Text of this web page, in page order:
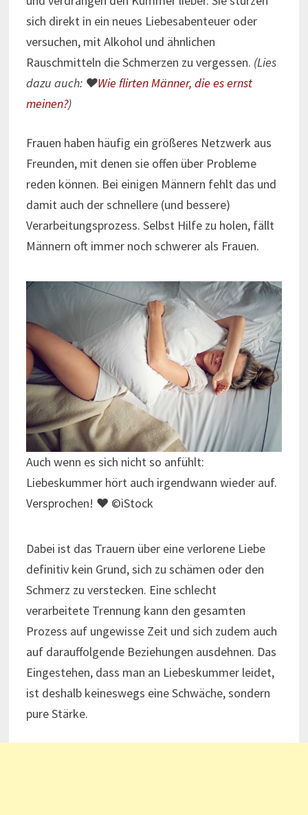
sich direkt in ein neues Liebesabenteuer oder
versuchen, mit Alkohol und ähnlichen
Rauschmitteln die Schmerzen zu vergessen. (Lies
dazu auch: ♥Wie flirten Männer, die es ernst
meinen?)
Frauen haben häufig ein größeres Netzwerk aus
Freunden, mit denen sie offen über Probleme
reden können. Bei einigen Männern fehlt das und
damit auch der schnellere (und bessere)
Verarbeitungsprozess. Selbst Hilfe zu holen, fällt
Männern oft immer noch schwerer als Frauen.
Auch wenn es sich nicht so anfühlt:
Liebeskummer hört auch irgendwann wieder auf.
Versprochen! ♥ ©iStock
Dabei ist das Trauern über eine verlorene Liebe
definitiv kein Grund, sich zu schämen oder den
Schmerz zu verstecken. Eine schlecht
verarbeitete Trennung kann den gesamten
Prozess auf ungewisse Zeit und sich zudem auch
auf darauffolgende Beziehungen ausdehnen. Das
Eingestehen, dass man an Liebeskummer leidet,
ist deshalb keineswegs eine Schwäche, sondern
pure Stärke.